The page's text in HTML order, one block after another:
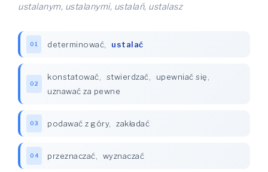
ustalanym, ustalanymi, ustalań, ustalasz
01 determinować ustalać
02
konstatować stwierdzać upewniać się
uznawać za pewne
03 podawać z góry, zakładać
04 przeznaczać wyznaczać